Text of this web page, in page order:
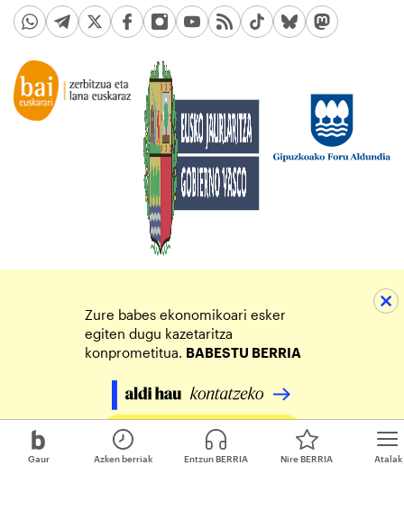
Gaur Atalak
Azken berriak Entzun BERRIA Nire BERRIA
Zure babes ekonomikoari esker
egiten dugu kazetaritza
konprometitua. BABESTU BERRIA
Egin zure ekarpena